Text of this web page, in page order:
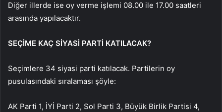
Diğer illerde ise oy verme işlemi 08.00 ile 17.00 saatleri
arasında yapılacaktır.
SEÇİME KAÇ SİYASİ PARTİ KATILACAK?
Seçimlere 34 siyasi parti katılacak. Partilerin oy
pusulasındaki sıralaması şöyle:
AK Parti 1, İYİ Parti 2, Sol Parti 3, Büyük Birlik Partisi 4,